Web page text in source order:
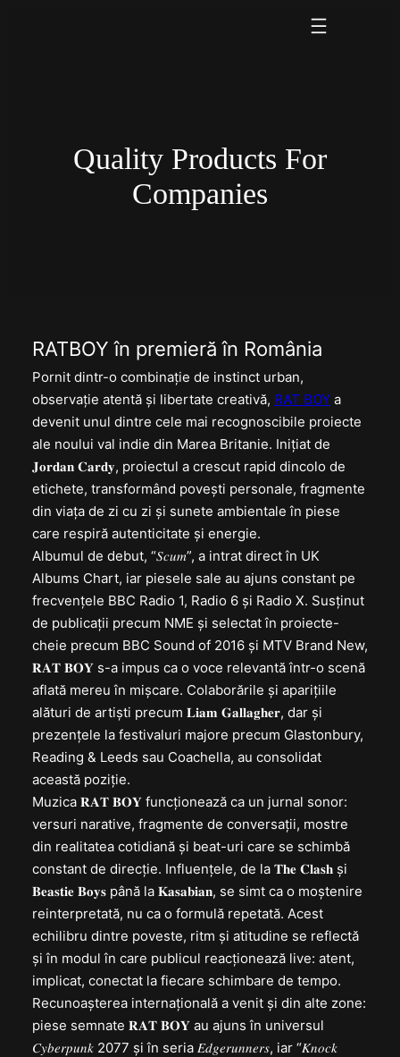
Quality Products For
Companies
RATBOY în premieră în România
Pornit dintr-o combinație de instinct urban,
observație atentă și libertate creativă, RAT BOY a
devenit unul dintre cele mai recognoscibile proiecte
ale noului val indie din Marea Britanie. Inițiat de
𝐉𝐨𝐫𝐝𝐚𝐧 𝐂𝐚𝐫𝐝𝐲, proiectul a crescut rapid dincolo de
etichete, transformând povești personale, fragmente
din viața de zi cu zi și sunete ambientale în piese
care respiră autenticitate și energie.
Albumul de debut, “𝑆𝑐𝑢𝑚”, a intrat direct în UK
Albums Chart, iar piesele sale au ajuns constant pe
frecvențele BBC Radio 1, Radio 6 și Radio X. Susținut
de publicații precum NME și selectat în proiecte-
cheie precum BBC Sound of 2016 și MTV Brand New,
𝐑𝐀𝐓 𝐁𝐎𝐘 s-a impus ca o voce relevantă într-o scenă
aflată mereu în mișcare. Colaborările și aparițiile
alături de artiști precum 𝐋𝐢𝐚𝐦 𝐆𝐚𝐥𝐥𝐚𝐠𝐡𝐞𝐫, dar și
prezențele la festivaluri majore precum Glastonbury,
Reading & Leeds sau Coachella, au consolidat
această poziție.
Muzica 𝐑𝐀𝐓 𝐁𝐎𝐘 funcționează ca un jurnal sonor:
versuri narative, fragmente de conversații, mostre
din realitatea cotidiană și beat-uri care se schimbă
constant de direcție. Influențele, de la 𝐓𝐡𝐞 𝐂𝐥𝐚𝐬𝐡 și
𝐁𝐞𝐚𝐬𝐭𝐢𝐞 𝐁𝐨𝐲𝐬 până la 𝐊𝐚𝐬𝐚𝐛𝐢𝐚𝐧, se simt ca o moștenire
reinterpretată, nu ca o formulă repetată. Acest
echilibru dintre poveste, ritm și atitudine se reflectă
și în modul în care publicul reacționează live: atent,
implicat, conectat la fiecare schimbare de tempo.
Recunoașterea internațională a venit și din alte zone:
piese semnate 𝐑𝐀𝐓 𝐁𝐎𝐘 au ajuns în universul
𝐶𝑦𝑏𝑒𝑟𝑝𝑢𝑛𝑘 2077 și în seria 𝐸𝑑𝑔𝑒𝑟𝑢𝑛𝑛𝑒𝑟𝑠, iar “𝐾𝑛𝑜𝑐𝑘